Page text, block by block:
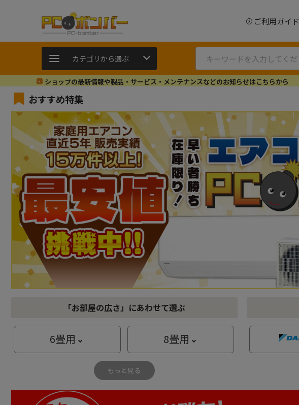
ご利用ガイド
カテゴリから選ぶ
ショップの最新情報や製品・サービス・メンテナンスなどのお知らせはこちらから
おすすめ特集
「お部屋の広さ」 にあわせて選ぶ
6畳用 8畳用